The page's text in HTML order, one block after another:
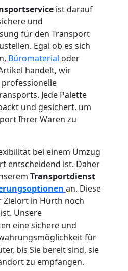
ist darauf
und
für den Transport
Egal ob es sich
Büromaterial oder
handelt, wir
Jede Palette
und gesichert, um
Ihrer Waren zu
bei einem Umzug
entscheidend ist. Daher
Transportdienst
an. Diese
Zielort in Hürth noch
Unsere
eine sichere und
für
bis Sie bereit sind, sie
zu empfangen.